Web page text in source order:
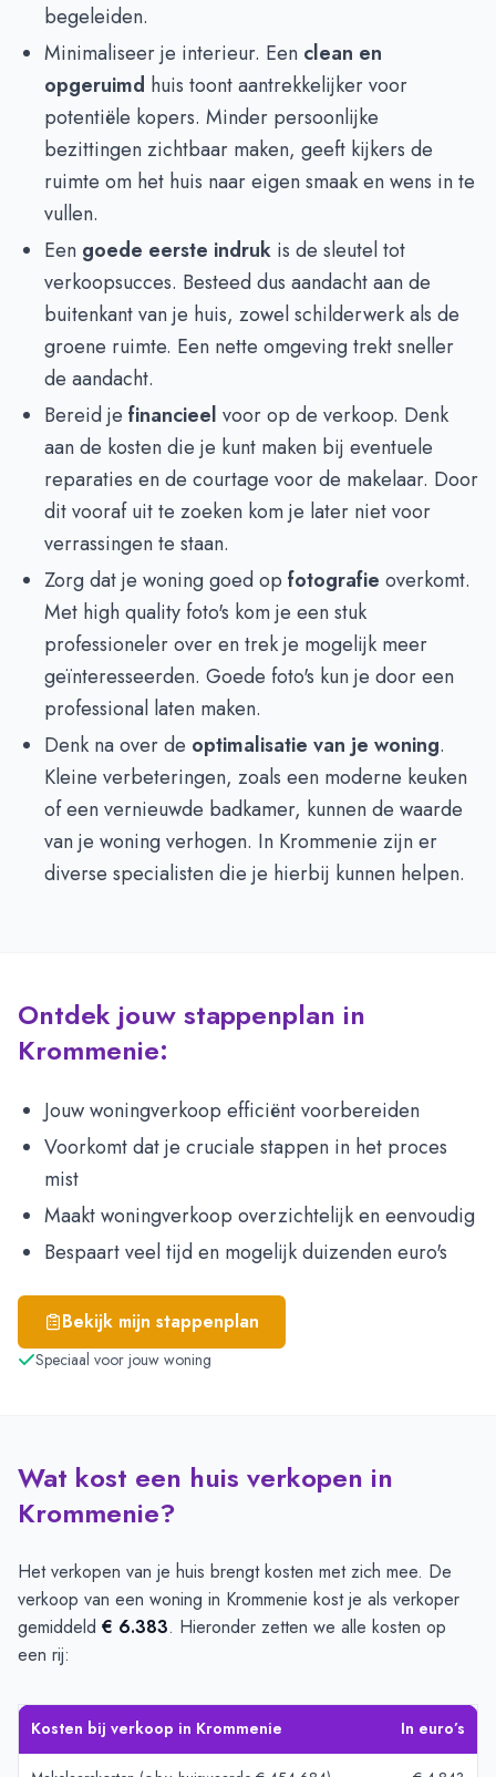
begeleiden.
Minimaliseer je interieur. Een clean en
opgeruimd huis toont aantrekkelijker voor
potentiële kopers. Minder persoonlijke
bezittingen zichtbaar maken, geeft kijkers de
ruimte om het huis naar eigen smaak en wens in te
vullen.
Een goede eerste indruk is de sleutel tot
verkoopsucces. Besteed dus aandacht aan de
buitenkant van je huis, zowel schilderwerk als de
groene ruimte. Een nette omgeving trekt sneller
de aandacht.
Bereid je financieel voor op de verkoop. Denk
aan de kosten die je kunt maken bij eventuele
reparaties en de courtage voor de makelaar. Door
dit vooraf uit te zoeken kom je later niet voor
verrassingen te staan.
Zorg dat je woning goed op fotografie overkomt.
Met high quality foto's kom je een stuk
professioneler over en trek je mogelijk meer
geïnteresseerden. Goede foto's kun je door een
professional laten maken.
Denk na over de optimalisatie van je woning.
Kleine verbeteringen, zoals een moderne keuken
of een vernieuwde badkamer, kunnen de waarde
van je woning verhogen. In Krommenie zijn er
diverse specialisten die je hierbij kunnen helpen.
Ontdek jouw stappenplan in
Krommenie:
Jouw woningverkoop efficiënt voorbereiden
Voorkomt dat je cruciale stappen in het proces
mist
Maakt woningverkoop overzichtelijk en eenvoudig
Bespaart veel tijd en mogelijk duizenden euro's
Bekijk mijn stappenplan
Speciaal voor jouw woning
Wat kost een huis verkopen in
Krommenie?
Het verkopen van je huis brengt kosten met zich mee. De
verkoop van een woning in Krommenie kost je als verkoper
gemiddeld € 6.383. Hieronder zetten we alle kosten op
een rij:
Kosten bij verkoop in Krommenie In euro’s